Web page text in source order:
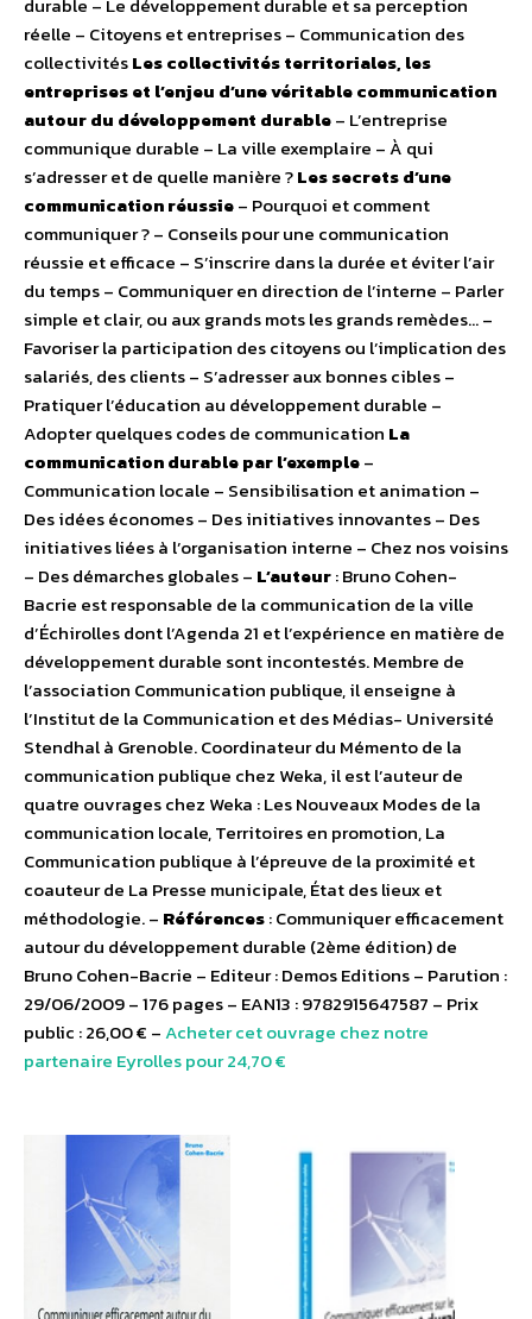
durable – Le développement durable et sa perception
réelle – Citoyens et entreprises – Communication des
collectivitésLes collectivités territoriales, les
entreprises et l’enjeu d’une véritable communication
autour du développement durable– L’entreprise
communique durable – La ville exemplaire – À qui
s’adresser et de quelle manière ?Les secrets d’une
communication réussie– Pourquoi et comment
communiquer ? – Conseils pour une communication
réussie et efficace – S’inscrire dans la durée et éviter l’air
du temps – Communiquer en direction de l’interne – Parler
simple et clair, ou aux grands mots les grands remèdes… –
Favoriser la participation des citoyens ou l’implication des
salariés, des clients – S’adresser aux bonnes cibles –
Pratiquer l’éducation au développement durable –
Adopter quelques codes de communication La
communication durable par l’exemple–
Communication locale – Sensibilisation et animation –
Des idées économes – Des initiatives innovantes – Des
initiatives liées à l’organisation interne – Chez nos voisins
– Des démarches globales – L’auteur: Bruno Cohen-
Bacrie est responsable de la communication de la ville
d’Échirolles dont l’Agenda 21 et l’expérience en matière de
développement durable sont incontestés. Membre de
l’association Communication publique, il enseigne à
l’Institut de la Communication et des Médias- Université
Stendhal à Grenoble. Coordinateur du Mémento de la
communication publique chez Weka, il est l’auteur de
quatre ouvrages chez Weka : Les Nouveaux Modes de la
communication locale, Territoires en promotion, La
Communication publique à l’épreuve de la proximité et
coauteur de La Presse municipale, État des lieux et
méthodologie. – Références: Communiquer efficacement
autour du développement durable (2ème édition) de
Bruno Cohen-Bacrie – Editeur : Demos Editions – Parution :
29/06/2009 – 176 pages – EAN13 : 9782915647587 – Prix
public : 26,00 € –Acheter cet ouvrage chez notre
partenaire Eyrolles pour 24,70 €